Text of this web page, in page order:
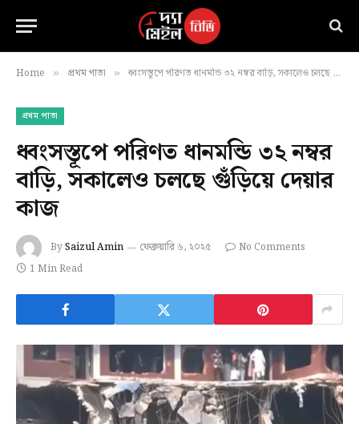
Home » প্রথম পাতা » ধ্বংসস্তূপে পরিণত ধানমন্ডি ৩২ নম্বর বাড়ি, সকালেও চলছে গুঁড়িয়ে দেয়ার কাজ
প্রথম পাতা
ধ্বংসস্তূপে পরিণত ধানমন্ডি ৩২ নম্বর
বাড়ি, সকালেও চলছে গুঁড়িয়ে দেয়ার
কাজ
BySaizul Amin ফেব্রুয়ারি ৬, ২০২৫
No Comments
1 Min Read